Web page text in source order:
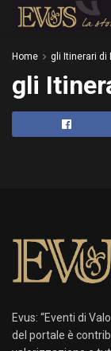
Home gli Itinerari di
gli
Evus: “Eventi di
del portale è